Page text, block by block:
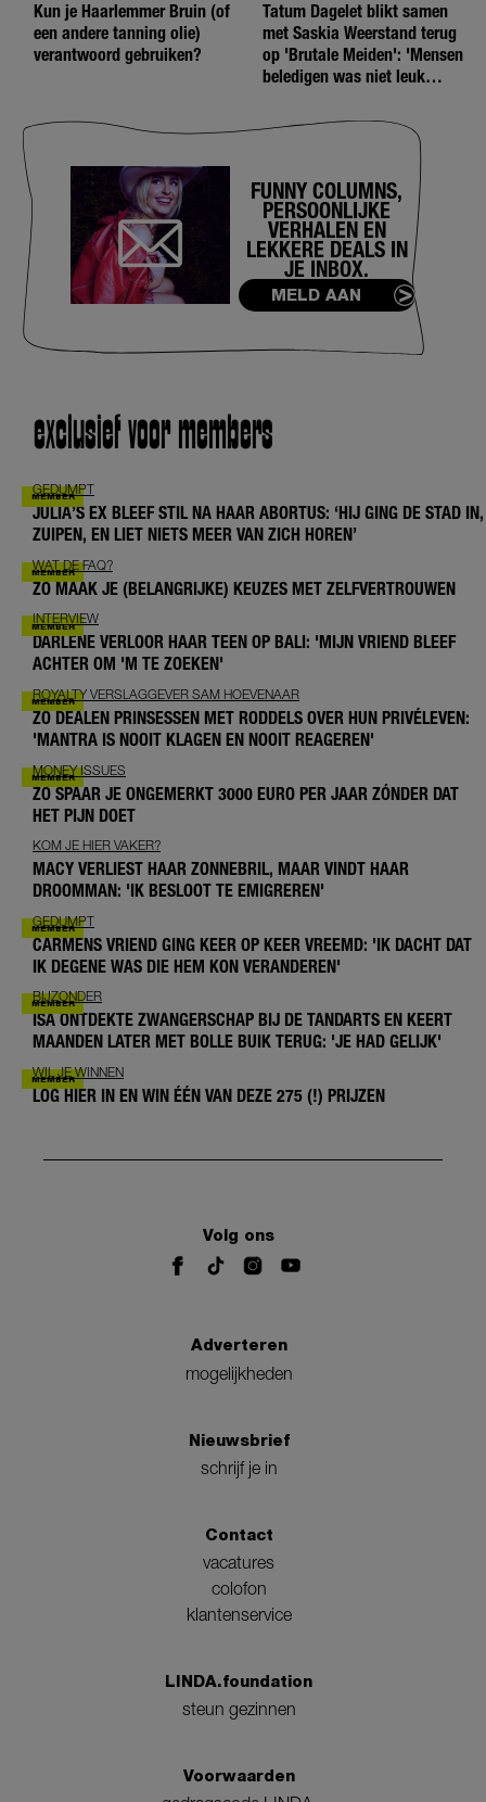
Kun je Haarlemmer Bruin (of
een andere tanning olie)
verantwoord gebruiken?
Tatum Dagelet blikt samen
met Saskia Weerstand terug
op 'Brutale Meiden': 'Mensen
beledigen was niet leuk
FUNNY COLUMNS,
PERSOONLIJKE
VERHALEN EN
LEKKERE DEALS IN
JE INBOX.
MELD AAN
exclusief voor members
GEDUMPT
JULIA’S EX BLEEF STIL NA HAAR ABORTUS: ‘HIJ GING DE STAD IN,
ZUIPEN, EN LIET NIETS MEER VAN ZICH HOREN’
WAT DE FAQ?
ZO MAAK JE (BELANGRIJKE) KEUZES MET ZELFVERTROUWEN
INTERVIEW
DARLENE VERLOOR HAAR TEEN OP BALI: 'MIJN VRIEND BLEEF
ACHTER OM 'M TE ZOEKEN'
ROYALTY VERSLAGGEVER SAM HOEVENAAR
ZO DEALEN PRINSESSEN MET RODDELS OVER HUN PRIVÉLEVEN:
'MANTRA IS NOOIT KLAGEN EN NOOIT REAGEREN'
MONEY ISSUES
ZO SPAAR JE ONGEMERKT 3000 EURO PER JAAR ZÓNDER DAT
HET PIJN DOET
KOM JE HIER VAKER?
MACY VERLIEST HAAR ZONNEBRIL, MAAR VINDT HAAR
DROOMMAN: 'IK BESLOOT TE EMIGREREN'
GEDUMPT
CARMENS VRIEND GING KEER OP KEER VREEMD: 'IK DACHT DAT
IK DEGENE WAS DIE HEM KON VERANDEREN'
BIJZONDER
ISA ONTDEKTE ZWANGERSCHAP BIJ DE TANDARTS EN KEERT
MAANDEN LATER MET BOLLE BUIK TERUG: 'JE HAD GELIJK'
WIL JE WINNEN
LOG HIER IN EN WIN ÉÉN VAN DEZE 275 (!) PRIJZEN
Volg ons
Adverteren
mogelijkheden
Nieuwsbrief
schrijf je in
Contact
vacatures
colofon
klantenservice
LINDA.foundation
steun gezinnen
Voorwaarden